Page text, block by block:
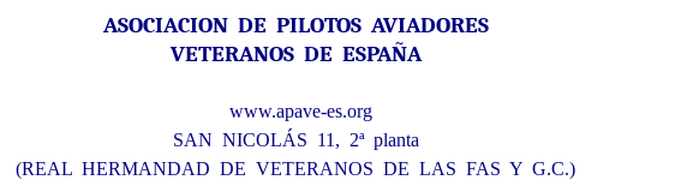
ASOCIACION DE PILOTOS AVIADORES
VETERANOS DE ESPAÑA
www.apave-es.org
SAN NICOLÁS 11, 2ª planta
(REAL HERMANDAD DE VETERANOS DE LAS FAS Y G.C.)